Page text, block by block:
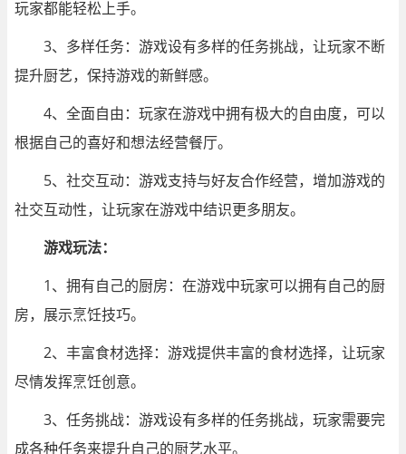
玩家都能轻松上手。
3、多样任务：游戏设有多样的任务挑战，让玩家不断
提升厨艺，保持游戏的新鲜感。
4、全面自由：玩家在游戏中拥有极大的自由度，可以
根据自己的喜好和想法经营餐厅。
5、社交互动：游戏支持与好友合作经营，增加游戏的
社交互动性，让玩家在游戏中结识更多朋友。
游戏玩法：
1、拥有自己的厨房：在游戏中玩家可以拥有自己的厨
房，展示烹饪技巧。
2、丰富食材选择：游戏提供丰富的食材选择，让玩家
尽情发挥烹饪创意。
3、任务挑战：游戏设有多样的任务挑战，玩家需要完
成各种任务来提升自己的厨艺水平。